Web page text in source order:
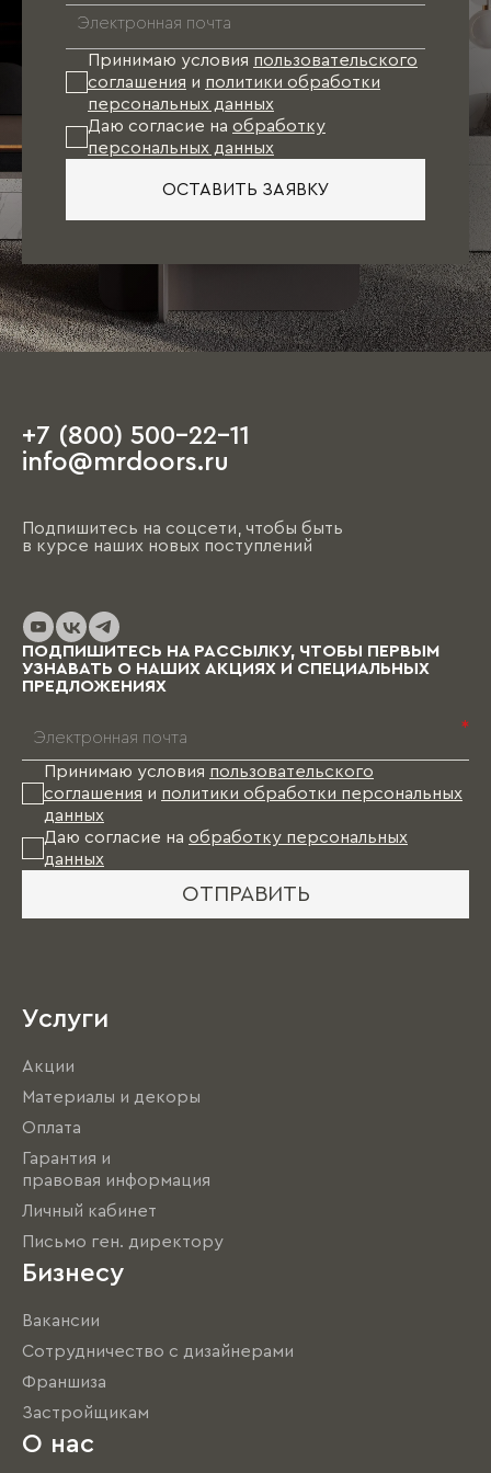
направлениям мебельной моды. В результате
к моменту финишной отделки квартиры
проект Вашей мебели будет готов. Останется
лишь произвести точные замеры и оформить
заказ.
При таком варианте подбор отделочных
материалов (обои, напольное покрытие, цвет
Единственное пожелание: при посещении
салона иметь план квартиры с
ориентировочными размерами, а также
На этапе чистовой отделки дизайнер
выезжает на объект и предлагает вариант,
стен, напольные покрытия и т.д. При этом
необходимо помнить, что на отрисовку,
обсуждение и согласование проекта и на
выбранных материалов и коллекции), и какое-
то время Вам в этом случае придется пожить
без мебели.
Принимаю условия пользовательского
соглашения и политики обработки
персональных данных
Даю согласие на обработку
персональных данных
ОСТАВИТЬ ЗАЯВКУ
+7 (800) 500-22-11
info@mrdoors.ru
Подпишитесь на соцсети, чтобы быть
в курсе наших новых поступлений
ПОДПИШИТЕСЬ НА РАССЫЛКУ, ЧТОБЫ ПЕРВЫМ
УЗНАВАТЬ О НАШИХ АКЦИЯХ И СПЕЦИАЛЬНЫХ
ПРЕДЛОЖЕНИЯХ
*
Принимаю условия пользовательского
соглашения и политики обработки персональных
данных
Даю согласие на обработку персональных
данных
ОТПРАВИТЬ
Услуги
Акции
Материалы и декоры
Оплата
Гарантия и
правовая информация
Личный кабинет
Письмо ген. директору
Бизнесу
Вакансии
Сотрудничество с дизайнерами
Франшиза
Застройщикам
О нас